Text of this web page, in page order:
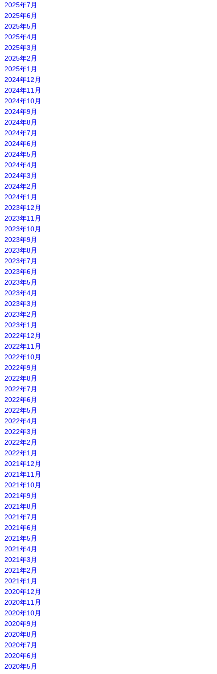
2025年7月
2025年6月
2025年5月
2025年4月
2025年3月
2025年2月
2025年1月
2024年12月
2024年11月
2024年10月
2024年9月
2024年8月
2024年7月
2024年6月
2024年5月
2024年4月
2024年3月
2024年2月
2024年1月
2023年12月
2023年11月
2023年10月
2023年9月
2023年8月
2023年7月
2023年6月
2023年5月
2023年4月
2023年3月
2023年2月
2023年1月
2022年12月
2022年11月
2022年10月
2022年9月
2022年8月
2022年7月
2022年6月
2022年5月
2022年4月
2022年3月
2022年2月
2022年1月
2021年12月
2021年11月
2021年10月
2021年9月
2021年8月
2021年7月
2021年6月
2021年5月
2021年4月
2021年3月
2021年2月
2021年1月
2020年12月
2020年11月
2020年10月
2020年9月
2020年8月
2020年7月
2020年6月
2020年5月